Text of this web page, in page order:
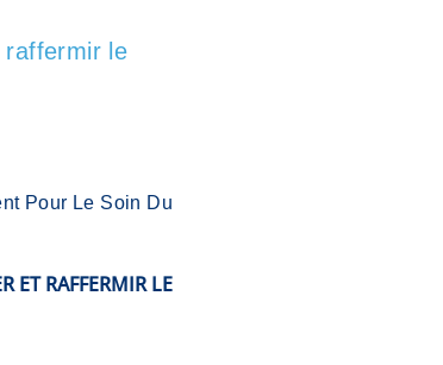
raffermir le
Pour Le Soin Du
ET RAFFERMIR LE